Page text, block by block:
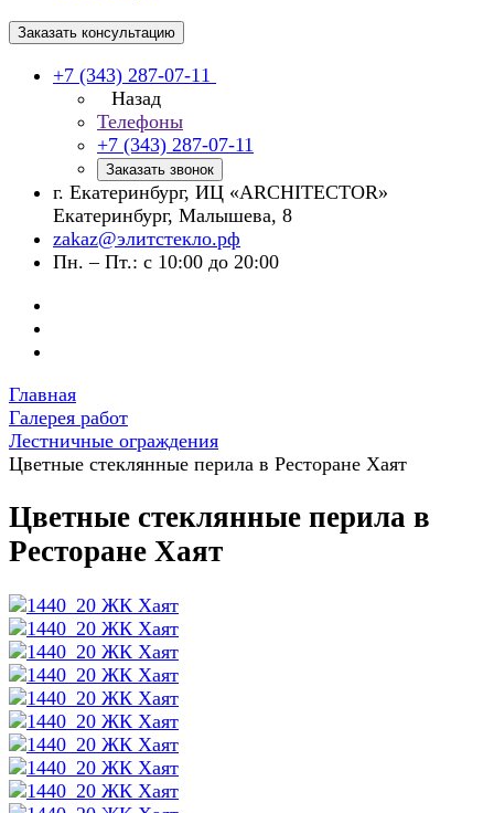
Заказать консультацию
+7 (343) 287-07-11
Назад
Телефоны
+7 (343) 287-07-11
Заказать звонок
г. Екатеринбург, ИЦ «ARCHITECTOR»
Екатеринбург, Малышева, 8
zakaz@элитстекло.рф
Пн. – Пт.: с 10:00 до 20:00
Главная
Галерея работ
Лестничные ограждения
Цветные стеклянные перила в Ресторане Хаят
Цветные стеклянные перила в
Ресторане Хаят